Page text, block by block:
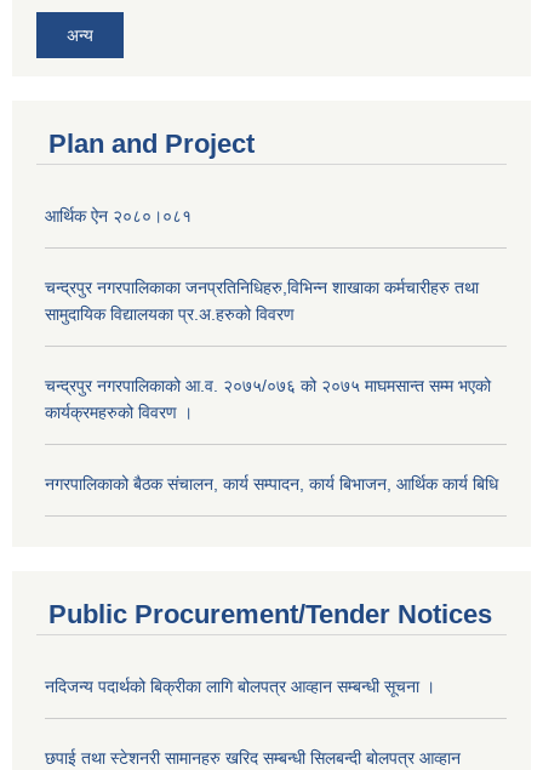
अन्य
Plan and Project
आर्थिक ऐन २०८०।०८१
चन्द्रपुर नगरपालिकाका जनप्रतिनिधिहरु,विभिन्न शाखाका कर्मचारीहरु तथा
सामुदायिक विद्यालयका प्र.अ.हरुको विवरण
चन्द्रपुर नगरपालिकाको आ.व. २०७५/०७६ को २०७५ माघमसान्त सम्म भएको
कार्यक्रमहरुको विवरण ।
नगरपालिकाको बैठक संचालन, कार्य सम्पादन, कार्य बिभाजन, आर्थिक कार्य बिधि
Public Procurement/Tender Notices
नदिजन्य पदार्थको बिक्रीका लागि बोलपत्र आव्हान सम्बन्धी सूचना ।
छपाई तथा स्टेशनरी सामानहरु खरिद सम्बन्धी सिलबन्दी बोलपत्र आव्हान